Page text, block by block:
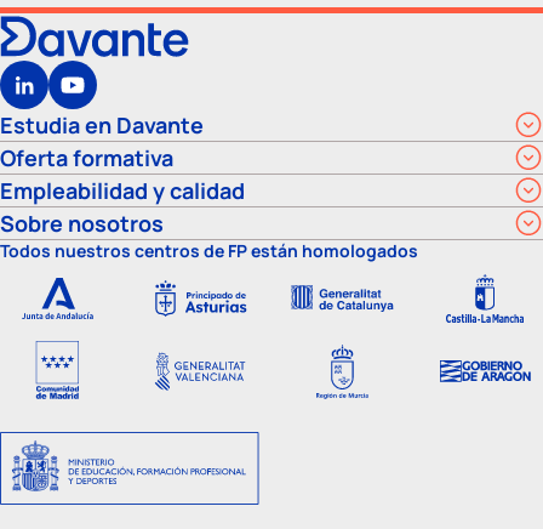
Estudia en Davante
Oferta formativa
Empleabilidad y calidad
Sobre nosotros
Todos nuestros centros de FP están homologados